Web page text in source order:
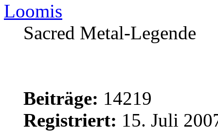
Loomis
Sacred Metal-Legende
Beiträge: 14219
Registriert: 15. Juli